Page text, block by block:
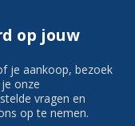
op jouw
je aankoop, bezoek
onze
vragen en
op te nemen.